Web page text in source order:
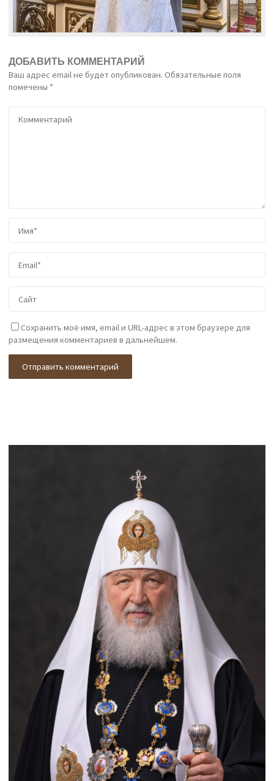
ДОБАВИТЬ КОММЕНТАРИЙ
Ваш адрес email не будет опубликован. Обязательные поля
помечены *
Сохранить моё имя, email и URL-адрес в этом браузере для
размещения комментариев в дальнейшем.